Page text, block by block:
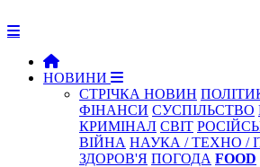
НОВИНИ
СТРІЧКА НОВИН
ФІНАНСИ СУСПІЛЬСТВО
КРИМІНАЛ СВІТ
ВІЙНА НАУКА / ТЕХНО /
ЗДОРОВ'Я ПОГОДА FOOD